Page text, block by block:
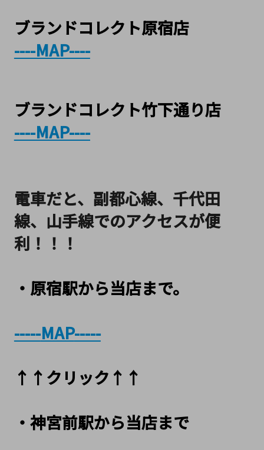
ブランドコレクト原宿店
----MAP----
ブランドコレクト竹下通り店
----MAP----
電車だと、 副都心線、千代田
線、山手線でのアクセスが便
利！！！
・原宿駅から当店まで。
-----MAP-----
↑↑クリック↑↑
・神宮前駅から当店まで